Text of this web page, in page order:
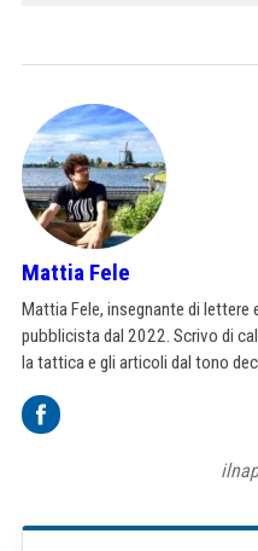
Mattia Fele
Mattia Fele, insegnante di lettere
pubblicista dal 2022. Scrivo di
la tattica e gli articoli dal tono